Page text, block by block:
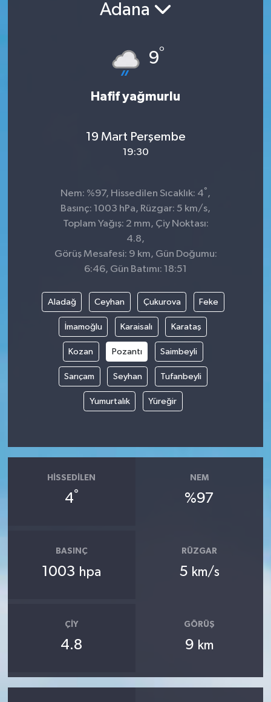
Adana
9°
Hafif yağmurlu
19 Mart Perşembe
19:30
Nem: %97, Hissedilen Sıcaklık: 4° ,
Basınç: 1003 hPa, Rüzgar: 5 km/s,
Toplam Yağış: 2 mm, Çiy Noktası:
4.8,
Görüş Mesafesi: 9 km, Gün Doğumu:
6:46, Gün Batımı: 18:51
Aladağ Ceyhan Çukurova Feke
İmamoğlu Karaisalı Karataş
Kozan Pozantı Saimbeyli
Sarıçam Seyhan Tufanbeyli
Yumurtalık Yüreğir
HISSEDILEN
4°
NEM
%97
BASINÇ
1003 hpa
RÜZGAR
5 km/s
ÇIY
4.8
GÖRÜŞ
9 km